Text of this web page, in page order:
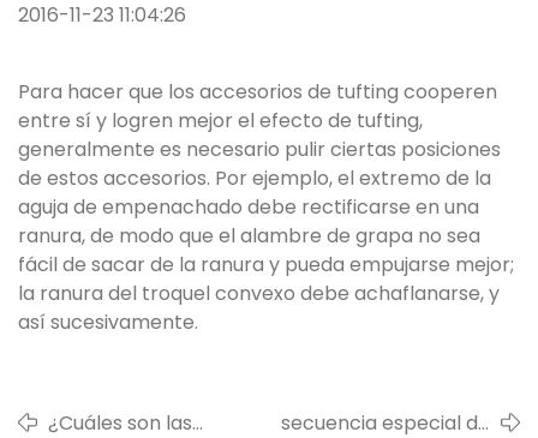
2016-11-23 11:04:26
Para hacer que los accesorios de tufting cooperen
entre sí y logren mejor el efecto de tufting,
generalmente es necesario pulir ciertas posiciones
de estos accesorios. Por ejemplo, el extremo de la
aguja de empenachado debe rectificarse en una
ranura, de modo que el alambre de grapa no sea
fácil de sacar de la ranura y pueda empujarse mejor;
la ranura del troquel convexo debe achaflanarse, y
así sucesivamente.
¿Cuáles son las
secuencia especial de